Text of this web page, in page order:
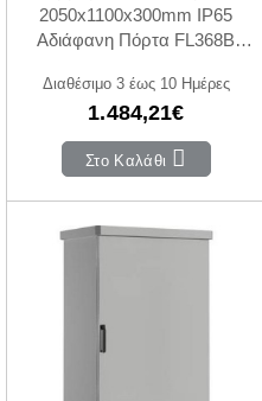
2050x1100x300mm IP65
Αδιάφανη Πόρτα FL368B
Διαθέσιμο 3 έως 10 Ημέρες
1.484,21€
Στο Καλάθι